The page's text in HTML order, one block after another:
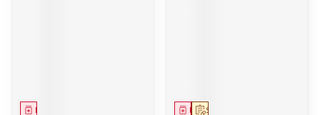
Médicament Sur prescription
Médicament